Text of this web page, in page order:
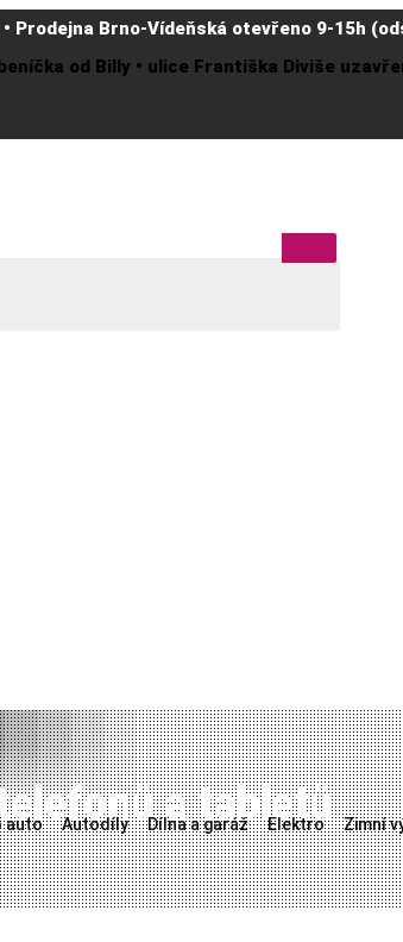
Prodejna Brno-Vídeňská otevřeno 9-15h
od Billy • ulice Františka Diviše
auto Autodíly Dílna a garáž Elektro Zimní
a tabletů